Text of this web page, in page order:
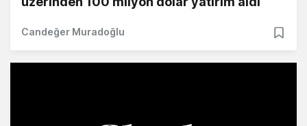
Candeğer Muradoğlu